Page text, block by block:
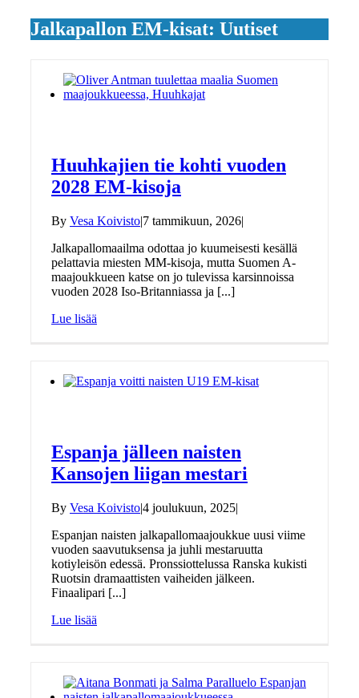
Jalkapallon EM-kisat: Uutiset
Huuhkajien tie kohti vuoden
2028 EM-kisoja
By Vesa Koivisto|7 tammikuun, 2026|
Jalkapallomaailma odottaa jo kuumeisesti kesällä
pelattavia miesten MM-kisoja, mutta Suomen A-
maajoukkueen katse on jo tulevissa karsinnoissa
vuoden 2028 Iso-Britanniassa ja [...]
Lue lisää
Espanja jälleen naisten
Kansojen liigan mestari
By Vesa Koivisto|4 joulukuun, 2025|
Espanjan naisten jalkapallomaajoukkue uusi viime
vuoden saavutuksensa ja juhli mestaruutta
kotiyleisön edessä. Pronssiottelussa Ranska kukisti
Ruotsin dramaattisten vaiheiden jälkeen.
Finaalipari [...]
Lue lisää